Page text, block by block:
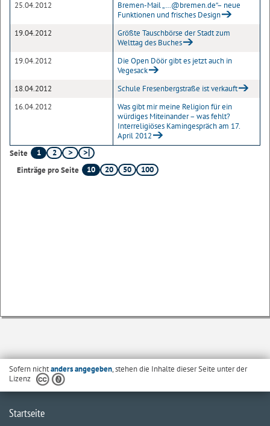
25.04.2012
Bremen-Mail „…@bremen.de“– neue
Funktionen und frisches Design
19.04.2012
Größte Tauschbörse der Stadt zum
Welttag des Buches
19.04.2012
Die Open Döör gibt es jetzt auch in
Vegesack
18.04.2012
Schule Fresenbergstraße ist verkauft
16.04.2012
Was gibt mir meine Religion für ein
würdiges Miteinander – was fehlt?
Interreligiöses Kamingespräch am 17.
April 2012
Seite
1
2
Einträge pro Seite
10 20 50 100
Sofern nichtanders angegeben, stehen die Inhalte dieser Seite unter der
Lizenz
Startseite